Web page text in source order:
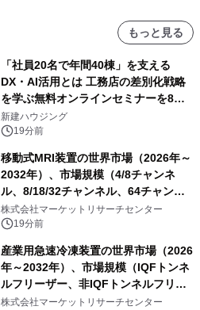
もっと見る
「社員20名で年間40棟」を支える
DX・AI活用とは 工務店の差別化戦略
を学ぶ無料オンラインセミナーを8月
20日に開催
新建ハウジング
19分前
移動式MRI装置の世界市場（2026年～
2032年）、市場規模（4/8チャンネ
ル、8/18/32チャンネル、64チャンネ
ル）・分析レポートを発表
株式会社マーケットリサーチセンター
19分前
産業用急速冷凍装置の世界市場（2026
年～2032年）、市場規模（IQFトンネ
ルフリーザー、非IQFトンネルフリー
ザー、スパイラルフリーザー、プレー
株式会社マーケットリサーチセンター